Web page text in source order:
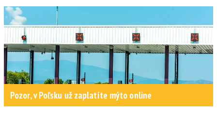
Pozor, v Poľsku už zaplatíte mýto online